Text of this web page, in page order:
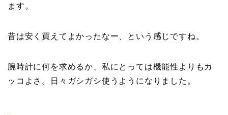
ます。
昔は安く買えてよかったなー、という感じですね。
腕時計に何を求めるか、私にとっては機能性よりもカ
ッコよさ。日々ガシガシ使うようになりました。